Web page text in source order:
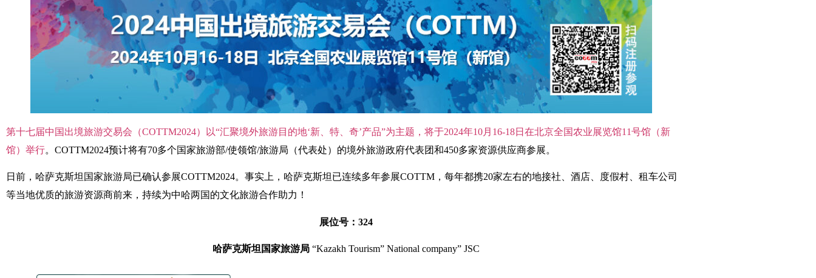
第十七届中国出境旅游交易会（COTTM2024）以“汇聚境外旅游目的地‘新、特、奇’产品”为主题，将于2024年10月16-18日在北京全国农业展览馆11号馆（新
馆）举行。COTTM2024预计将有70多个国家旅游部/使领馆/旅游局（代表处）的境外旅游政府代表团和450多家资源供应商参展。
日前，哈萨克斯坦国家旅游局已确认参展COTTM2024。事实上，哈萨克斯坦已连续多年参展COTTM，每年都携20家左右的地接社、酒店、度假村、租车公司
等当地优质的旅游资源商前来，持续为中哈两国的文化旅游合作助力！
展位号：324
哈萨克斯坦国家旅游局 “Kazakh Tourism” National company” JSC